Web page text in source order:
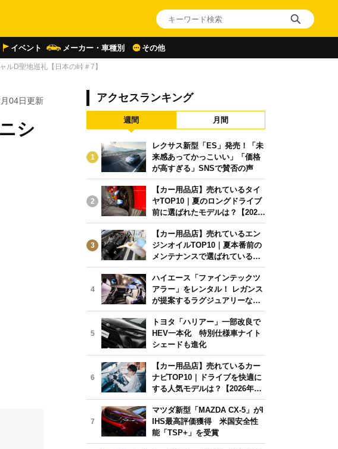
イベント メーカー・車種別 その他
ルD聖地巡礼【日本の峠＃7】
04日更新
シ
アクセスランキング
週間 月間
1
レクサス新型「ES」発売！「未
来感あってかっこいい」「価格
が高すぎる」SNSで賛否の声
2
【カー用品店】売れているタイ
ヤTOP10｜夏のロングドライブ
前に選ばれたモデルは？【2026
年6月版】
3
【カー用品店】売れているエン
ジンオイルTOP10｜夏本番前の
メンテナンスで選ばれている人
気モデルは？【2026年6月版】
4
ハイエース「ファインテックツ
アラー」をレンタル！ レガンス
が提案するラグジュアリーな移
動体験
5
トヨタ「ハリアー」一部改良で
HEV一本化 特別仕様車ナイト
シェードも進化
6
【カー用品店】売れているカー
ナビTOP10｜ドライブを快適に
する人気モデルは？【2026年6
月版】
7
マツダ新型「MAZDA CX-5」がI
IHS最高評価獲得 米国安全性
能「TSP+」を受賞